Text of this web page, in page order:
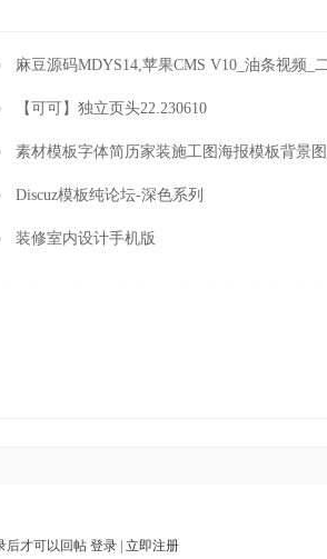
麻豆源码MDYS14,苹果CMS V10_油条视频_
【可可】独立页头22.230610
素材模板字体简历家装施工图海报模板背景
Discuz模板纯论坛-深色系列
装修室内设计手机版
后才可以回帖 登录| 立即注册